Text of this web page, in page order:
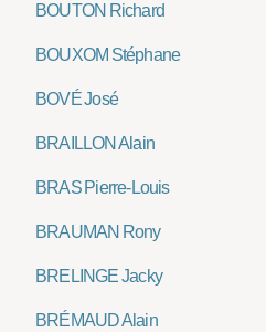
BOUTON Richard
BOUXOM Stéphane
BOVÉ José
BRAILLON Alain
BRAS Pierre-Louis
BRAUMAN Rony
BRELINGE Jacky
BRÉMAUD Alain